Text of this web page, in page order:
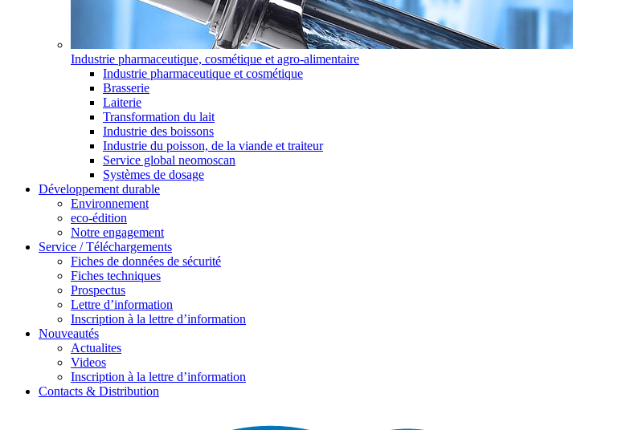
Industrie pharmaceutique, cosmétique et agro-alimentaire
Industrie pharmaceutique et cosmétique
Brasserie
Laiterie
Transformation du lait
Industrie des boissons
Industrie du poisson, de la viande et traiteur
Service global neomoscan
Systèmes de dosage
Développement durable
Environnement
eco-édition
Notre engagement
Service / Téléchargements
Fiches de données de sécurité
Fiches techniques
Prospectus
Lettre d’information
Inscription à la lettre d’information
Nouveautés
Actualites
Videos
Inscription à la lettre d’information
Contacts & Distribution